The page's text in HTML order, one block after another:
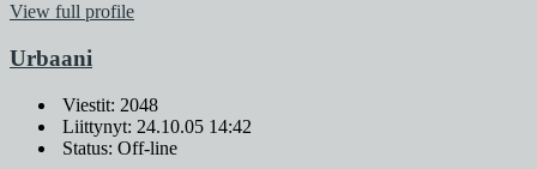
View full profile
Urbaani
Viestit: 2048
Liittynyt: 24.10.05 14:42
Status: Off-line